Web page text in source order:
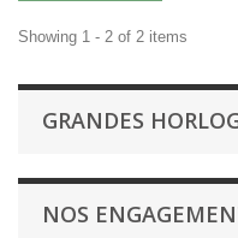
Showing 1 - 2 of 2 items
GRANDES
NOS